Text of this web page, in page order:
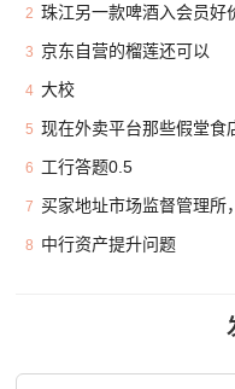
2 珠江另一款啤酒入会员好
3 京东自营的榴莲还可以
4 大校
5 现在外卖平台那些假堂食
6 工行答题0.5
7 买家地址市场监督管理所
8 中行资产提升问题